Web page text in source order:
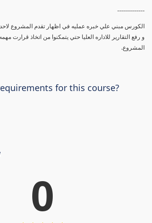
--------------
الكورس مبني علي خبره عمليه في اظهار تقدم المشروع لاحد
و رفع التقارير للاداره العليا حتي يتمكنوا من اتخاذ قرارت
المشروع.
for this course?
0